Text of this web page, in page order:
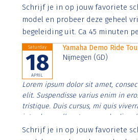
Aenean faucibus nibh et justo
imperdiet. Nunc ut sem vitae risus
Schrijf je in op jouw favoriete
model en probeer deze geheel
begeleiding uit. Ca 45 minuten
Saturday
18
APRIL
Yamaha Demo Ride
Nijmegen (GD)
Lorem ipsum dolor sit amet,
elit. Suspendisse varius enim in
tristique. Duis cursus, mi quis
interdum nulla, ut commodo diam
Aenean faucibus nibh et justo
imperdiet. Nunc ut sem vitae risus
Schrijf je in op jouw favoriete